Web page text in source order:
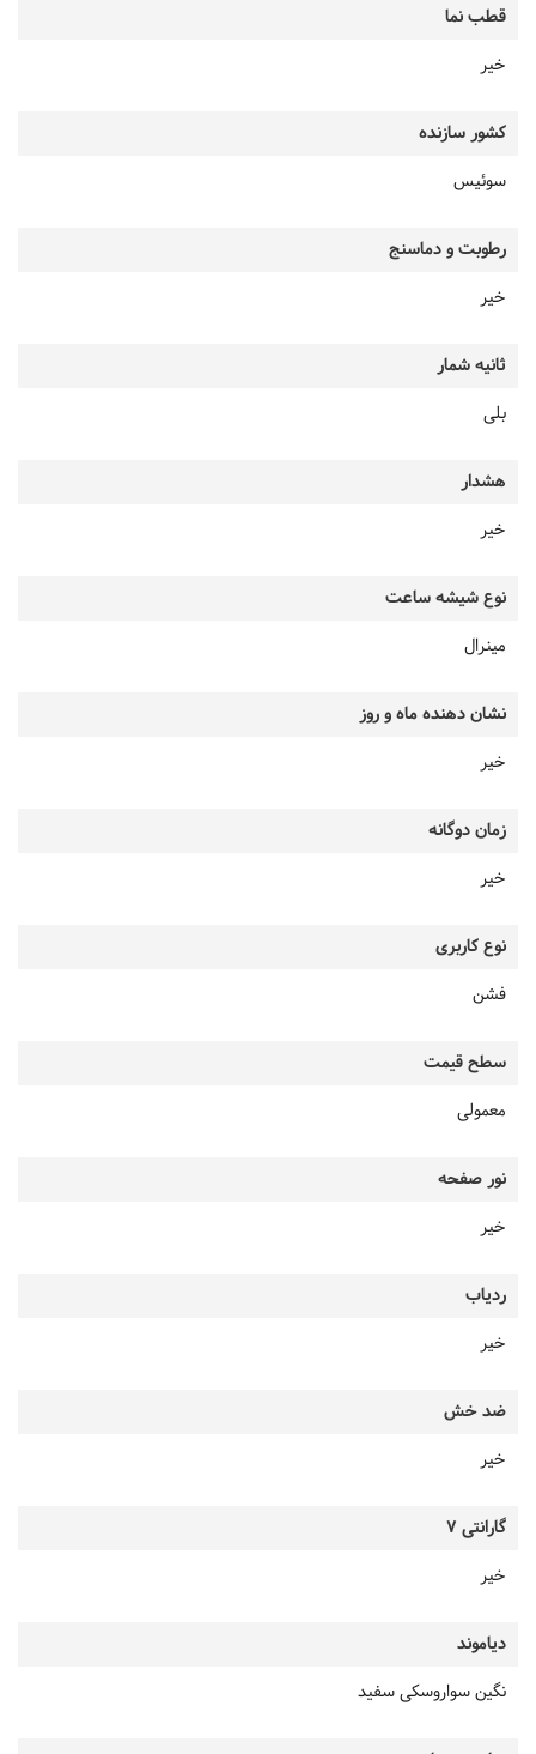
قطب نما
خیر
کشور سازنده
سوئیس
رطوبت و دماسنج
خیر
ثانیه شمار
بلی
هشدار
خیر
نوع شیشه ساعت
مینرال
نشان دهنده ماه و روز
خیر
زمان دوگانه
خیر
نوع کاربری
فشن
سطح قیمت
معمولی
نور صفحه
خیر
ردیاب
خیر
ضد خش
خیر
گارانتی 7
خیر
دیاموند
نگین سواروسکی سفید